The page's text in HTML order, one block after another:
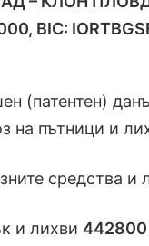
BIC:
(патентен)
на пътници и
средства и
и лихви 442800